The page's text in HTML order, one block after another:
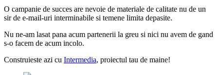
O campanie de succes are nevoie de materiale de calitate nu de un
sir de e-mail-uri interminabile si temene limita depasite.
Nu ne-am lasat pana acum partenerii la greu si nici nu avem de gand
s-o facem de acum incolo.
Construieste azi cu Intermedia, proiectul tau de maine!